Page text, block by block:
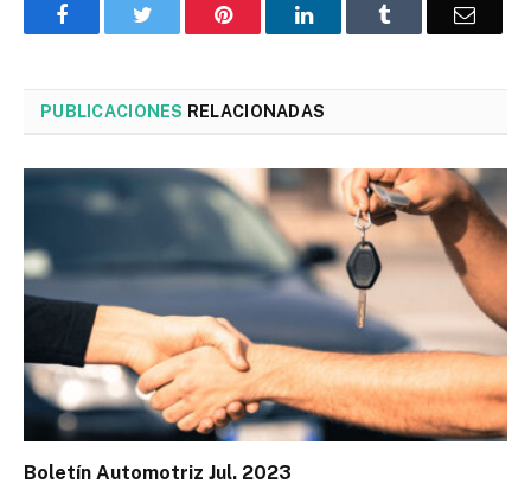
FacebookTwitter Pinterest LinkedInTumblr
PUBLICACIONES RELACIONADAS
Boletín Automotriz Jul. 2023